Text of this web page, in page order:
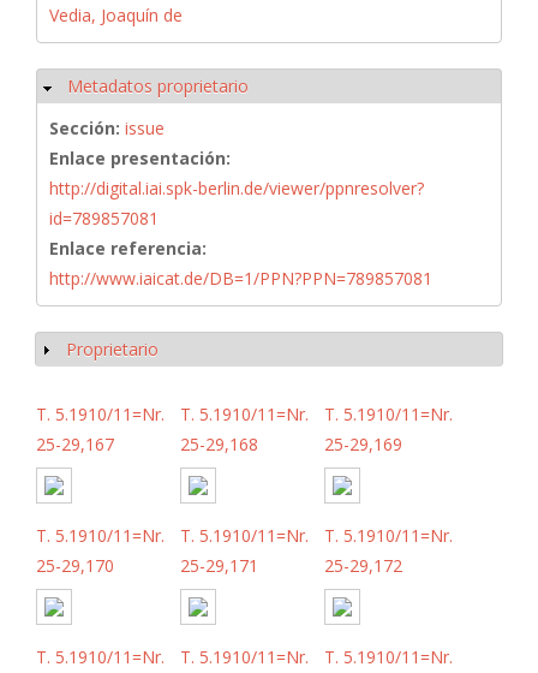
Vedia, Joaquín de
Ocultar
Metadatos proprietario
Sección: issue
Enlace presentación:
http://digital.iai.spk-berlin.de/viewer/ppnresolver?
id=789857081
Enlace referencia:
http://www.iaicat.de/DB=1/PPN?PPN=789857081
Mostrar
Proprietario
T. 5.1910/11=Nr.
25-29,167
T. 5.1910/11=Nr.
25-29,168
T. 5.1910/11=Nr.
25-29,169
T. 5.1910/11=Nr.
25-29,170
T. 5.1910/11=Nr.
25-29,171
T. 5.1910/11=Nr.
25-29,172
T. 5.1910/11=Nr.
T. 5.1910/11=Nr.
T. 5.1910/11=Nr.